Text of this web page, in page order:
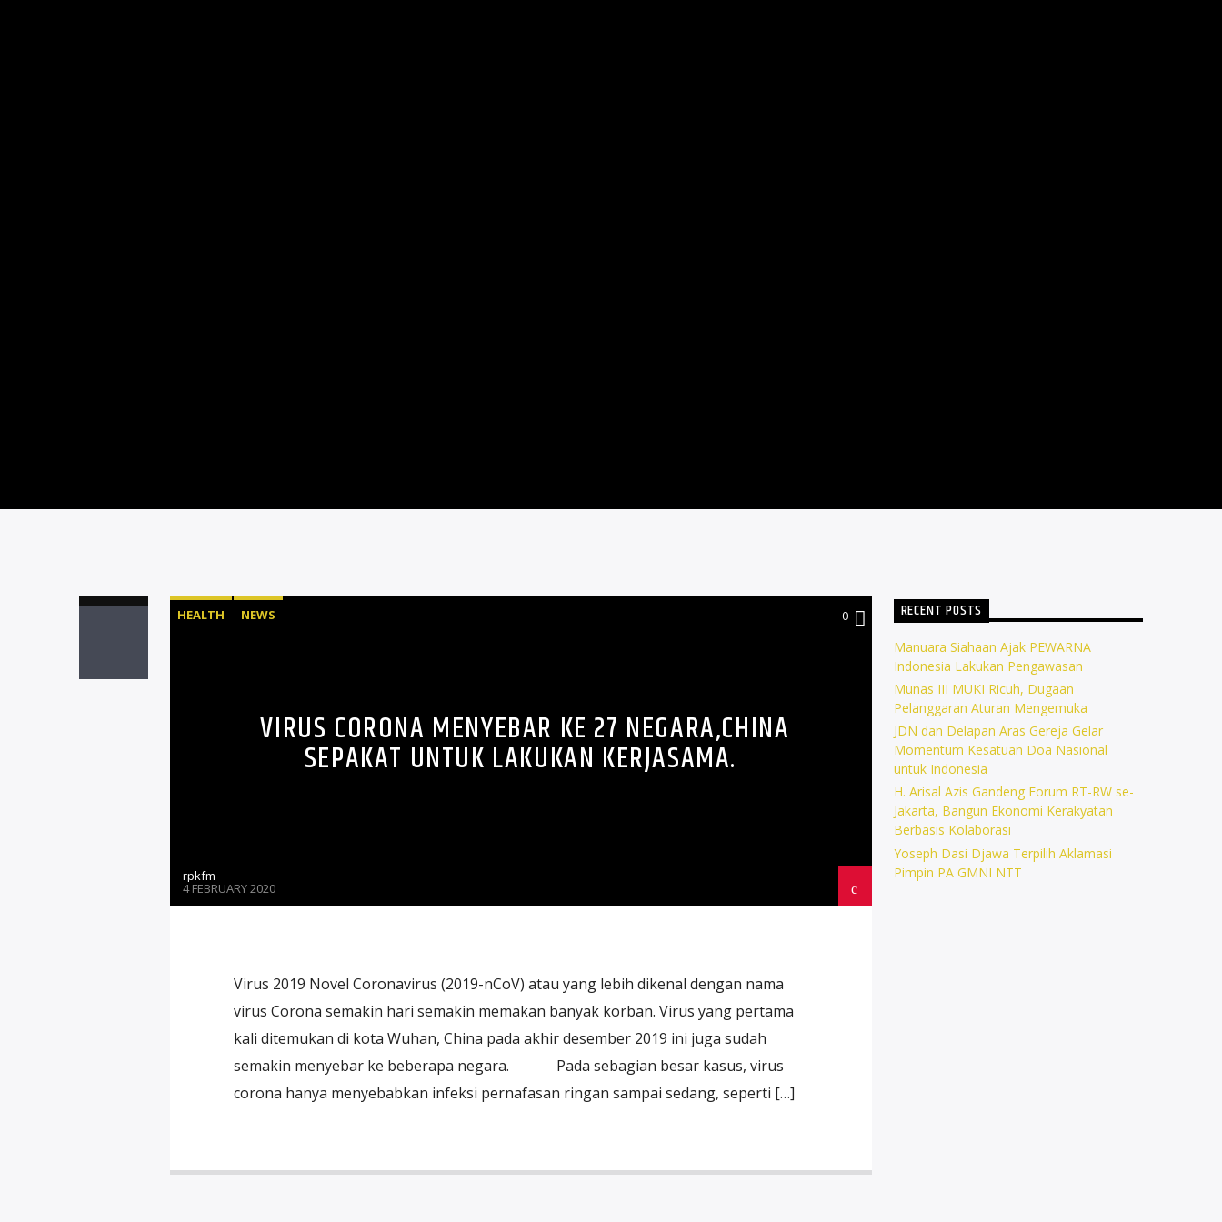
HEALTH NEWS 0
VIRUS CORONA MENYEBAR KE 27 NEGARA,CHINA
SEPAKAT UNTUK LAKUKAN KERJASAMA.
rpkfm
4 FEBRUARY 2020
Virus 2019 Novel Coronavirus (2019-nCoV) atau yang lebih dikenal dengan nama
virus Corona semakin hari semakin memakan banyak korban. Virus yang pertama
kali ditemukan di kota Wuhan, China pada akhir desember 2019 ini juga sudah
semakin menyebar ke beberapa negara. Pada sebagian besar kasus, virus
corona hanya menyebabkan infeksi pernafasan ringan sampai sedang, seperti […]
RECENT POSTS
Manuara Siahaan Ajak PEWARNA
Indonesia Lakukan Pengawasan
Munas III MUKI Ricuh, Dugaan
Pelanggaran Aturan Mengemuka
JDN dan Delapan Aras Gereja Gelar
Momentum Kesatuan Doa Nasional
untuk Indonesia
H. Arisal Azis Gandeng Forum RT-RW se-
Jakarta, Bangun Ekonomi Kerakyatan
Berbasis Kolaborasi
Yoseph Dasi Djawa Terpilih Aklamasi
Pimpin PA GMNI NTT